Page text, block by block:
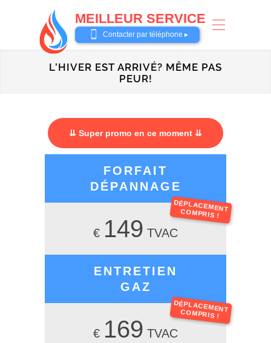
MEILLEUR SERVICE
0487 62 69 26
Contacter par téléphone ▸
L'HIVER EST ARRIVÉ? MÊME PAS
PEUR!
⇊ Super promo en ce moment ⇊
FORFAIT
DÉPANNAGE
DÉPLACEMENT
COMPRIS !
€ 149 TVAC
ENTRETIEN
GAZ
DÉPLACEMENT
COMPRIS !
€ 169 TVAC